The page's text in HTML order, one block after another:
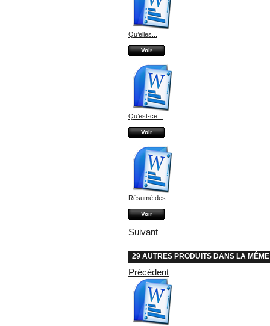
Qu’elles...
Voir
Qu’est-ce...
Voir
Résumé des...
Voir
Suivant
29 AUTRES PRODUITS DANS LA
Précédent